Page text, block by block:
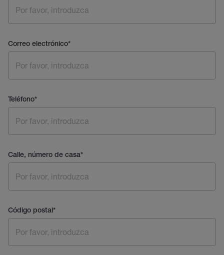
Correo electrónico*
Teléfono*
Calle, número de casa*
Código postal*